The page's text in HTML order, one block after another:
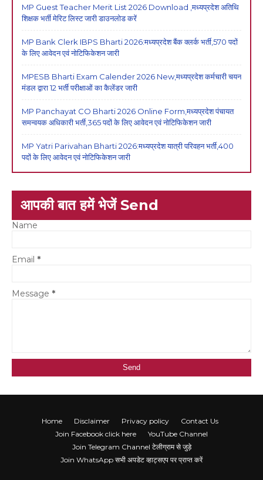
MP Guest Teacher Merit List 2026 Download ,मध्यप्रदेश अतिथि
शिक्षक भर्ती मेरिट लिस्ट जारी डाउनलोड करें
MP Bank Clerk IBPS Bharti 2026:मध्यप्रदेश बैंक क्लर्क भर्ती,570 पदों
के लिए आवेदन एवं नोटिफिकेशन जारी
MPESB Bharti Exam Calender 2026 New,मध्यप्रदेश कर्मचारी चयन
मंडल द्वारा 12 भर्ती परीक्षाओं का कैलेंडर जारी
MP Panchayat CO Bharti 2026 Online Form,मध्यप्रदेश पंचायत
समन्वयक अधिकारी भर्ती,365 पदों के लिए आवेदन एवं नोटिफिकेशन जारी
MP Yatri Parivahan Bharti 2026:मध्यप्रदेश यात्री परिवहन भर्ती,400
पदों के लिए आवेदन एवं नोटिफिकेशन जारी
आपकी बात हमें भेजें Send
Name
Email *
Message *
Home Disclaimer Privacy policy
Contact Us
Join Facebook click here
YouTube Channel
Join Telegram Channel टेलीग्राम से जुड़े
Join WhatsApp सभी अपडेट व्हाट्सएप पर प्राप्त करें